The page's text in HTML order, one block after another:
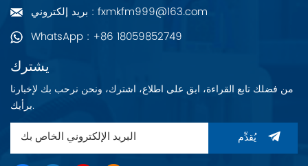
بريد إلكتروني : fxmkfm999@163.com
WhatsApp : +86 18059852749
يشترك
من فضلك تابع القراءة، ابق على اطلاع، اشترك، ونحن نرحب بك لإخبارنا
برأيك.
يُقدِّم